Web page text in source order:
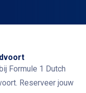
Formule 1 Dutch
Reserveer jouw